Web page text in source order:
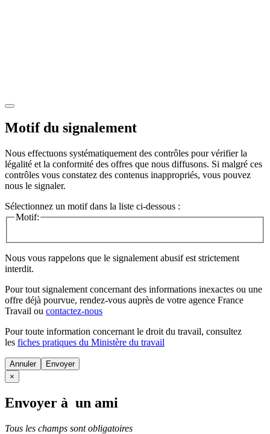
Motif du signalement
Nous effectuons systématiquement des contrôles pour vérifier la
légalité et la conformité des offres que nous diffusons. Si malgré ces
contrôles vous constatez des contenus inappropriés, vous pouvez
nous le signaler.
Sélectionnez un motif dans la liste ci-dessous :
Motif:
Nous vous rappelons que le signalement abusif est strictement
interdit.
Pour tout signalement concernant des informations inexactes ou une
offre déjà pourvue, rendez-vous auprès de votre agence France
Travail ou contactez-nous
Pour toute information concernant le droit du travail, consultez
les fiches pratiques du Ministère du travail
Annuler
×
Envoyer à un ami
Tous les champs sont obligatoires